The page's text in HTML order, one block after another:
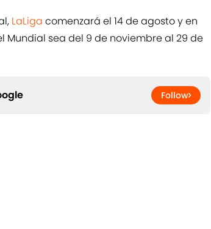
LaLiga comenzará el 14 de agosto y en
sea del 9 de noviembre al 29 de
Follow